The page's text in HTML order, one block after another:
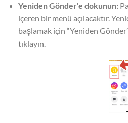
Yeniden Gönder'e dokunun:
içeren bir menü açılacaktır.
başlamak için “Yeniden
tıklayın.